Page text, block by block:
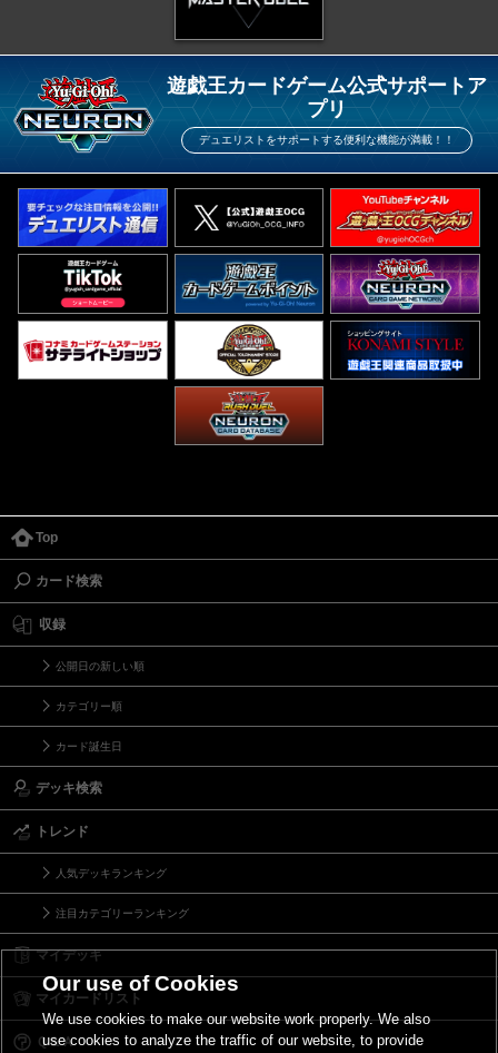
遊戯王カードゲーム公式サポートア
プリ
デュエリストをサポートする便利な機能が満載！！
Top
カード検索
収録
公開日の新しい順
カテゴリー順
カード誕生日
デッキ検索
トレンド
人気デッキランキング
注目カテゴリーランキング
マイデッキ
マイカードリスト
Ｑ＆Ａ
Our use of Cookies
We use cookies to make our website work properly. We also
use cookies to analyze the traffic of our website, to provide